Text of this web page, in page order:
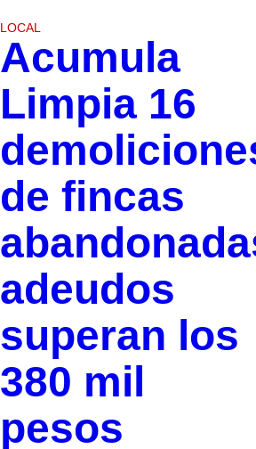
LOCAL
Acumula
Limpia 16
de fincas
adeudos
superan los
380 mil
pesos